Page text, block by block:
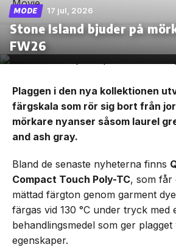
MODE 17 jul, 2026
Stone Island bjuder på
FW26
Plaggen i den nya kollektionen
färgskala som rör sig bort från
mörkare nyanser såsom laurel
and ash gray.
Bland de senaste nyheterna finns
Compact Touch Poly-TC, som får
mättad färgton genom garment
färgas vid 130 °C under tryck med
behandlingsmedel som ger plagget
egenskaper.